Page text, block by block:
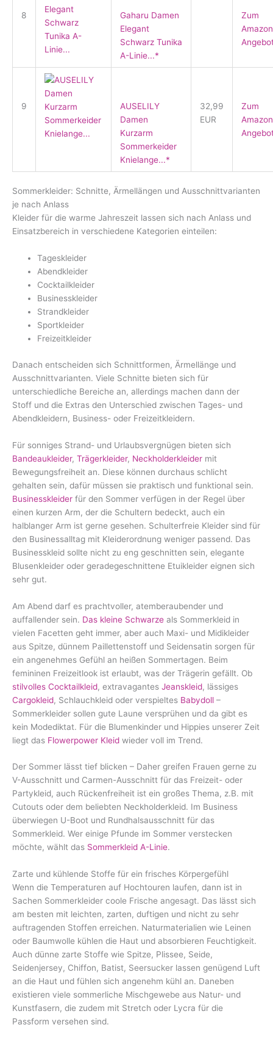
8
Gaharu Damen
Elegant
Schwarz Tunika
A-Linie...*
Zum
Amazon
9
AUSELILY
Damen
Kurzarm
Sommerkeider
Knielange...*
32,99
EUR
Zum
Amazon
Sommerkleider: Schnitte, Ärmellängen und Ausschnittvarianten
je nach Anlass
Kleider für die warme Jahreszeit lassen sich nach Anlass und
Einsatzbereich in verschiedene Kategorien einteilen:
Tageskleider
Abendkleider
Cocktailkleider
Businesskleider
Strandkleider
Sportkleider
Freizeitkleider
Danach entscheiden sich Schnittformen, Ärmellänge und
Ausschnittvarianten. Viele Schnitte bieten sich für
unterschiedliche Bereiche an, allerdings machen dann der
Stoff und die Extras den Unterschied zwischen Tages- und
Abendkleidern, Business- oder Freizeitkleidern.
Für sonniges Strand- und Urlaubsvergnügen bieten sich
Bandeaukleider, Trägerkleider, Neckholderkleider mit
Bewegungsfreiheit an. Diese können durchaus schlicht
gehalten sein, dafür müssen sie praktisch und funktional sein.
Businesskleider für den Sommer verfügen in der Regel über
einen kurzen Arm, der die Schultern bedeckt, auch ein
halblanger Arm ist gerne gesehen. Schulterfreie Kleider sind für
den Businessalltag mit Kleiderordnung weniger passend. Das
Businesskleid sollte nicht zu eng geschnitten sein, elegante
Blusenkleider oder geradegeschnittene Etuikleider eignen sich
sehr gut.
Am Abend darf es prachtvoller, atemberaubender und
auffallender sein. Das kleine Schwarze als Sommerkleid in
vielen Facetten geht immer, aber auch Maxi- und Midikleider
aus Spitze, dünnem Paillettenstoff und Seidensatin sorgen für
ein angenehmes Gefühl an heißen Sommertagen. Beim
femininen Freizeitlook ist erlaubt, was der Trägerin gefällt. Ob
stilvolles Cocktailkleid, extravagantes Jeanskleid, lässiges
Cargokleid, Schlauchkleid oder verspieltes Babydoll –
Sommerkleider sollen gute Laune versprühen und da gibt es
kein Modediktat. Für die Blumenkinder und Hippies unserer Zeit
liegt das Flowerpower Kleid wieder voll im Trend.
Der Sommer lässt tief blicken – Daher greifen Frauen gerne zu
V-Ausschnitt und Carmen-Ausschnitt für das Freizeit- oder
Partykleid, auch Rückenfreiheit ist ein großes Thema, z.B. mit
Cutouts oder dem beliebten Neckholderkleid. Im Business
überwiegen U-Boot und Rundhalsausschnitt für das
Sommerkleid. Wer einige Pfunde im Sommer verstecken
möchte, wählt das Sommerkleid A-Linie.
Zarte und kühlende Stoffe für ein frisches Körpergefühl
Wenn die Temperaturen auf Hochtouren laufen, dann ist in
Sachen Sommerkleider coole Frische angesagt. Das lässt sich
am besten mit leichten, zarten, duftigen und nicht zu sehr
auftragenden Stoffen erreichen. Naturmaterialien wie Leinen
oder Baumwolle kühlen die Haut und absorbieren Feuchtigkeit.
Auch dünne zarte Stoffe wie Spitze, Plissee, Seide,
Seidenjersey, Chiffon, Batist, Seersucker lassen genügend Luft
an die Haut und fühlen sich angenehm kühl an. Daneben
existieren viele sommerliche Mischgewebe aus Natur- und
Kunstfasern, die zudem mit Stretch oder Lycra für die
Passform versehen sind.